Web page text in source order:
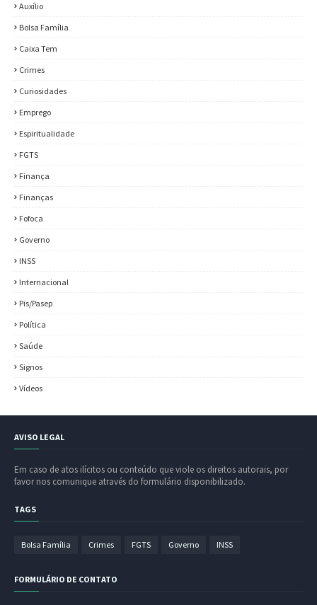
Auxílio
Bolsa Família
Caixa Tem
Crimes
Curiosidades
Emprego
Espiritualidade
FGTS
Finança
Finanças
Fofoca
Governo
INSS
Internacional
Pis/Pasep
Política
Saúde
Signos
Vídeos
AVISO LEGAL
Em caso de atos ilícitos ou conteúdo que viole os direitos autorais, por
favor nos comunique através do formulário disponibilizado.
TAGS
Bolsa Família Crimes FGTS Governo INSS
FORMULÁRIO DE CONTATO